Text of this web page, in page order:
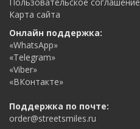
Карта сайта
Онлайн поддержка:
«WhatsApp»
«Telegram»
«Viber»
«ВКонтакте»
Поддержка по почте:
order@streetsmiles.ru